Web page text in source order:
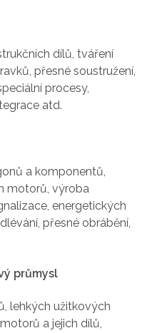
dílů, tváření
přesné soustružení,
procesy,
atd.
a komponentů,
motorů, výroba
energetických
přesné obrábění,
průmysl
lehkých užitkových
a jejich dílů,